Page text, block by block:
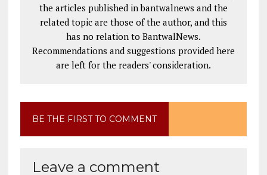
the articles published in bantwalnews and the
related topic are those of the author, and this
has no relation to BantwalNews.
Recommendations and suggestions provided here
are left for the readers' consideration.
BE THE FIRST TO COMMENT
Leave a comment